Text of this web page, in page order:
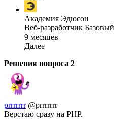
Академия Эдюсон
Веб-разработчик Базовый
9 месяцев
Далее
Решения вопроса 2
prrrrrrr @prrrrrrr
Верстаю сразу на PHP.